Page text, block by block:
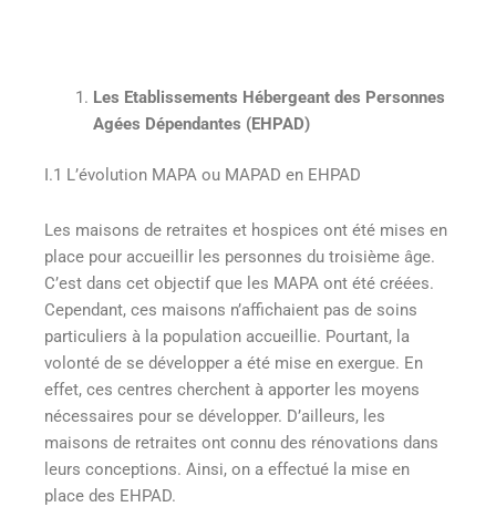
Les Etablissements Hébergeant des Personnes
Agées Dépendantes (EHPAD)
I.1 L’évolution MAPA ou MAPAD en EHPAD
Les maisons de retraites et hospices ont été mises en
place pour accueillir les personnes du troisième âge.
C’est dans cet objectif que les MAPA ont été créées.
Cependant, ces maisons n’affichaient pas de soins
particuliers à la population accueillie. Pourtant, la
volonté de se développer a été mise en exergue. En
effet, ces centres cherchent à apporter les moyens
nécessaires pour se développer. D’ailleurs, les
maisons de retraites ont connu des rénovations dans
leurs conceptions. Ainsi, on a effectué la mise en
place des EHPAD.